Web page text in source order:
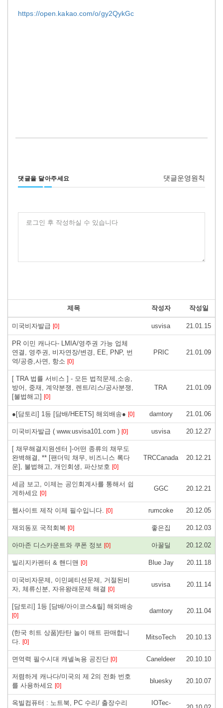
https://open.kakao.com/o/gy2QykGc
댓글을 달아주세요 댓글운영원칙
로그인 후 작성하실 수 있습니다
제목 작성자 작성일
미국비자발급 [0] usvisa 21.01.15
PR 이민 캐나다- LMIA/영주권 가능 업체
연결, 영주권, 비자연장/변경, EE, PNP, 번
역/공증,사면, 항소 [0]
PRIC 21.01.09
[ TRA 법률 서비스 ] - 모든 법적문제,소송,
방어, 중재, 계약분쟁, 렌트/리스/공사분쟁,
[불법해고] [0]
TRA 21.01.09
●[담토리] 1등 [담배/HEETS] 해외배송● [0] damtory 21.01.06
미국비자발급 ( www.usvisa101.com ) [0] usvisa 20.12.27
[ 채무해결지원센터 ]-어떤 종류의 채무도
완벽해결, ** [팬더믹 채무, 비즈니스 록다
운], 불법해고, 개인회생, 파산보호 [0]
TRCCanada 20.12.21
세금 보고, 이제는 공인회계사를 통해서 쉽
게하세요 [0]
GGC 20.12.21
웹사이트 제작 이제 필수입니다. [0] rumcoke 20.12.05
재외동포 국적회복 [0] 좋은집 20.12.03
아마존 디스카운트와 쿠폰 정보 [0] 아꿀딜 20.12.02
빌리지카펜터 & 핸디맨 [0] Blue Jay 20.11.18
미국비자문제, 이민페티션문제, 거절된비
자, 체류신분, 자유왕래문제 해결 [0]
usvisa 20.11.14
[담토리] 1등 [담배/아이코스&릴] 해외배송
[0]
damtory 20.11.04
(한국 히트 상품)탄탄 놀이 매트 판매합니
다. [0]
MitsoTech 20.10.13
면역력 필수시대 캐넬녹용 공진단 [0] Caneldeer 20.10.10
저렴하게 캐나다/미국의 제 2의 전화 번호
를 사용하세요 [0]
bluesky 20.10.07
옥빌컴퓨터 : 노트북, PC 수리/ 출장수리
IOTec-